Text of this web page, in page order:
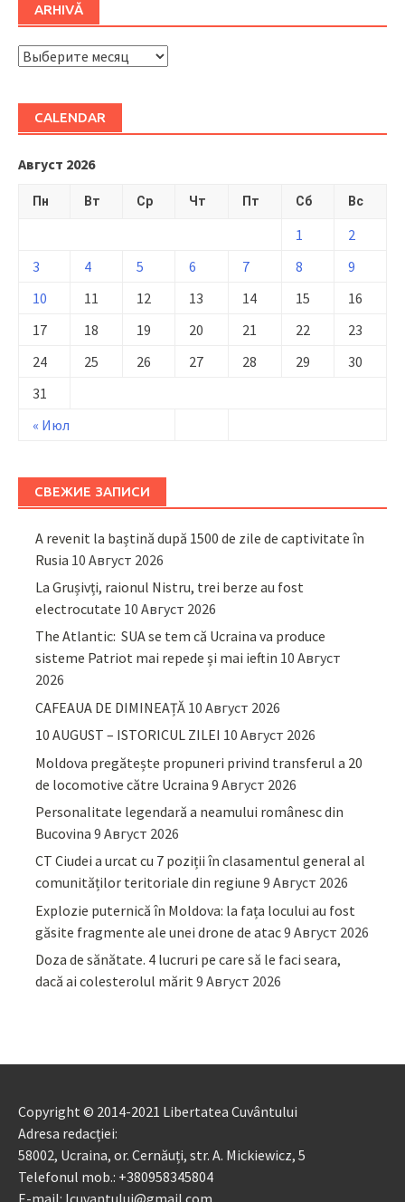
ARHIVĂ
ARHIVĂ
CALENDAR
Август 2026
Пн Вт Ср Чт Пт Сб Вс
« Июл
1
2
3
4 5 6 7 8
9
10
11 12 13 14 15
16
17
18 19 20 21 22
23
24
25 26 27 28 29
30
31
СВЕЖИЕ ЗАПИСИ
A revenit la baștină după 1500 de zile de captivitate în
Rusia 10 Август 2026
La Grușivți, raionul Nistru, trei berze au fost
electrocutate 10 Август 2026
The Atlantic: SUA se tem că Ucraina va produce
sisteme Patriot mai repede și mai ieftin 10 Август
2026
CAFEAUA DE DIMINEAȚĂ 10 Август 2026
10 AUGUST – ISTORICUL ZILEI 10 Август 2026
Moldova pregătește propuneri privind transferul a 20
de locomotive către Ucraina 9 Август 2026
Personalitate legendară a neamului românesc din
Bucovina 9 Август 2026
CT Ciudei a urcat cu 7 poziții în clasamentul general al
comunităților teritoriale din regiune 9 Август 2026
Explozie puternică în Moldova: la fața locului au fost
găsite fragmente ale unei drone de atac9 Август 2026
Doza de sănătate. 4 lucruri pe care să le faci seara,
dacă ai colesterolul mărit9 Август 2026
Copyright © 2014-2021 Libertatea Cuvântului
Adresa redacției:
58002, Ucraina, or. Cernăuți, str. A. Mickiewicz, 5
Telefonul mob.: +380958345804